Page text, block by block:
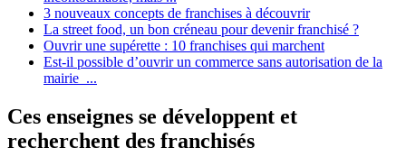
3 nouveaux concepts de franchises à découvrir
La street food, un bon créneau pour devenir franchisé ?
Ouvrir une supérette : 10 franchises qui marchent
Est-il possible d’ouvrir un commerce sans autorisation de la
mairie ...
Ces enseignes se développent et
recherchent des franchisés